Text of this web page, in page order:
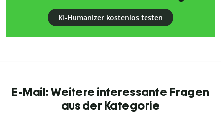
KI-Humanizer kostenlos testen
E-Mail: Weitere interessante Fragen
aus der Kategorie